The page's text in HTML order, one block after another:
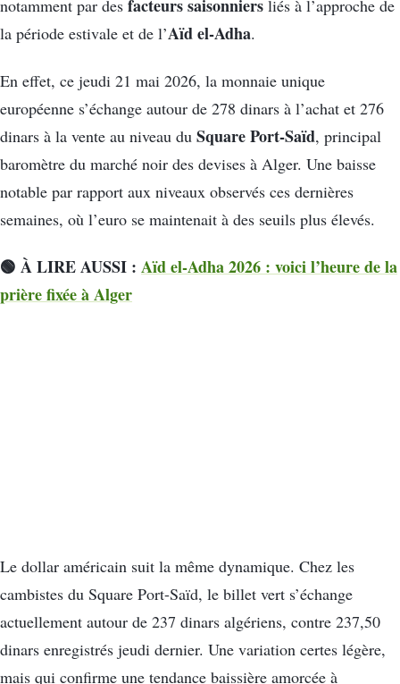
notamment par des facteurs saisonniers liés à l’approche de
la période estivale et de l’Aïd el-Adha.
En effet, ce jeudi 21 mai 2026, la monnaie unique
européenne s’échange autour de 278 dinars à l’achat et 276
dinars à la vente au niveau du Square Port-Saïd, principal
baromètre du marché noir des devises à Alger. Une baisse
notable par rapport aux niveaux observés ces dernières
semaines, où l’euro se maintenait à des seuils plus élevés.
🟢 À LIRE AUSSI : Aïd el-Adha 2026 : voici l’heure de la
prière fixée à Alger
Le dollar américain suit la même dynamique. Chez les
cambistes du Square Port-Saïd, le billet vert s’échange
actuellement autour de 237 dinars algériens, contre 237,50
dinars enregistrés jeudi dernier. Une variation certes légère,
mais qui confirme une tendance baissière amorcée à